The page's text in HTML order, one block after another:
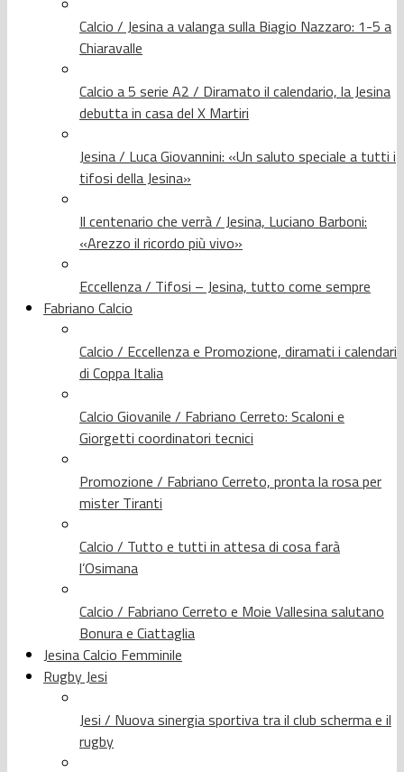
Calcio / Jesina a valanga sulla Biagio Nazzaro: 1-5 a
Chiaravalle
Calcio a 5 serie A2 / Diramato il calendario, la Jesina
debutta in casa del X Martiri
Jesina / Luca Giovannini: «Un saluto speciale a tutti i
tifosi della Jesina»
Il centenario che verrà / Jesina, Luciano Barboni:
«Arezzo il ricordo più vivo»
Eccellenza / Tifosi – Jesina, tutto come sempre
Fabriano Calcio
Calcio / Eccellenza e Promozione, diramati i calendari
di Coppa Italia
Calcio Giovanile / Fabriano Cerreto: Scaloni e
Giorgetti coordinatori tecnici
Promozione / Fabriano Cerreto, pronta la rosa per
mister Tiranti
Calcio / Tutto e tutti in attesa di cosa farà
l’Osimana
Calcio / Fabriano Cerreto e Moie Vallesina salutano
Bonura e Ciattaglia
Jesina Calcio Femminile
Rugby Jesi
Jesi / Nuova sinergia sportiva tra il club scherma e il
rugby